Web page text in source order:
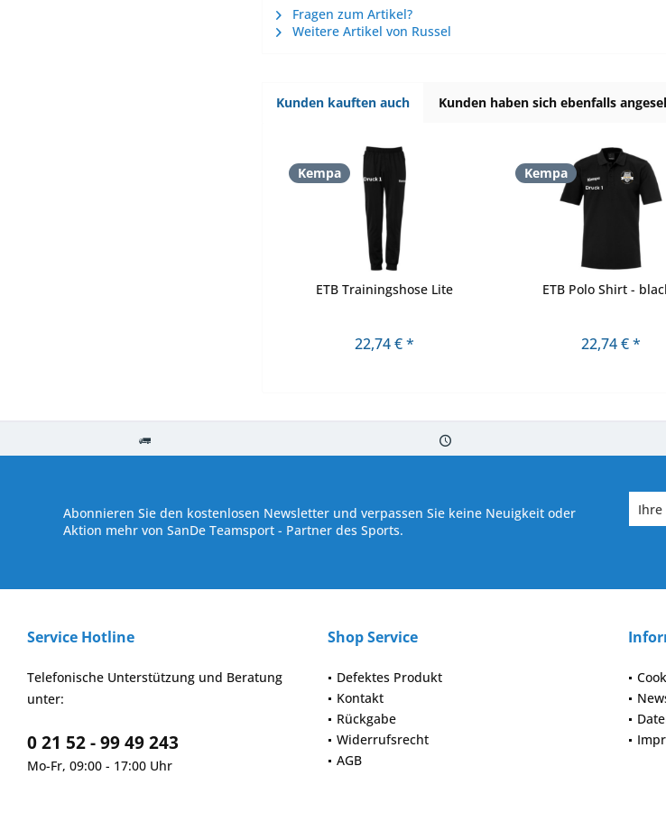
Fragen zum Artikel?
Weitere Artikel von Russel
Kunden kauften auch Kunden haben sich ebenfalls
Kempa
ETB Trainingshose Lite
22,74 € *
Kempa
ETB Polo Shirt -
22,74 € *
Abonnieren Sie den kostenlosen Newsletter und verpassen Sie keine Neuigkeit oder
Aktion mehr von SanDe Teamsport - Partner des Sports.
Service Hotline
Telefonische Unterstützung und Beratung
unter:
0 21 52 - 99 49 243
Mo-Fr, 09:00 - 17:00 Uhr
Shop Service
Defektes Produkt
Kontakt
Rückgabe
Widerrufsrecht
AGB